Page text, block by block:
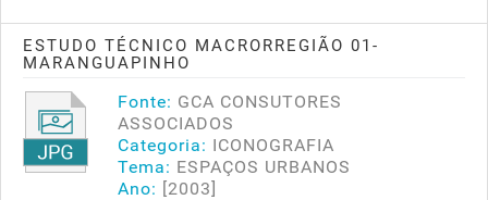
ESTUDO TÉCNICO MACRORREGIÃO 01-
MARANGUAPINHO
Fonte: GCA CONSUTORES
ASSOCIADOS
Categoria: ICONOGRAFIA
Tema: ESPAÇOS URBANOS
Ano: [2003]